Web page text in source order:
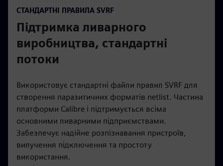
СТАНДАРТНІ ПРАВИЛА SVRF
Підтримка ливарного
виробництва, стандартні
потоки
Використовує стандартні файли правил SVRF для
створення паразитичних форматів netlist. Частина
платформи Calibre і підтримується всіма
основними ливарними підприємствами.
Забезпечує надійне розпізнавання пристроїв,
вилучення підключення та простоту
використання.